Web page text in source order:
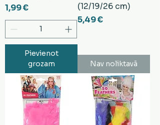
Cena
1,99 €
Pievienot
grozam
(12/19/26 cm)
Cena
5,49 €
Nav noliktavā